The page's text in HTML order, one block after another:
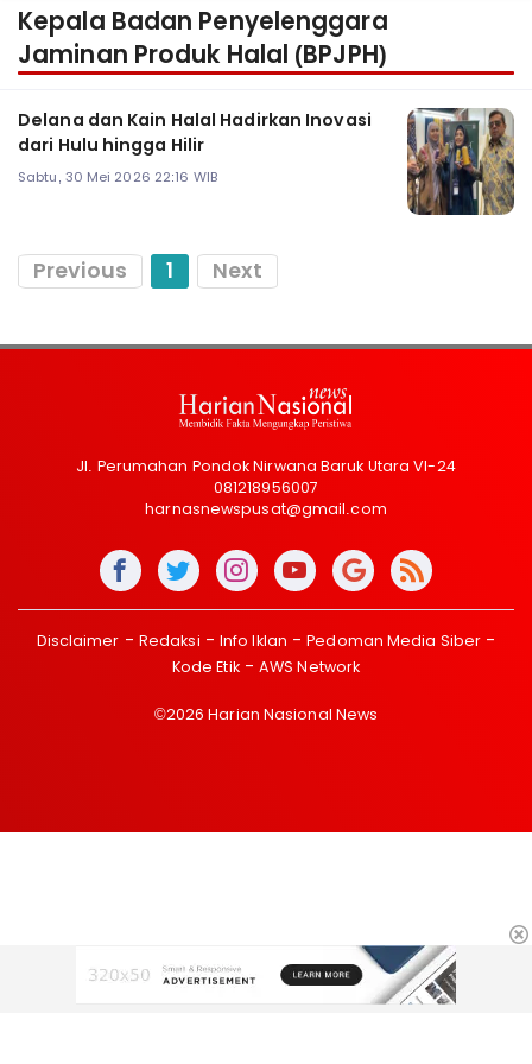
Kepala Badan Penyelenggara
Jaminan Produk Halal (BPJPH)
Delana dan Kain Halal Hadirkan Inovasi
dari Hulu hingga Hilir
Sabtu, 30 Mei 2026 22:16 WIB
Previous 1 Next
Jl. Perumahan Pondok Nirwana Baruk Utara VI-24
081218956007
harnasnewspusat@gmail.com
Disclaimer Redaksi Info Iklan
Pedoman Media Siber
Kode Etik
AWS Network
©2026 Harian Nasional News